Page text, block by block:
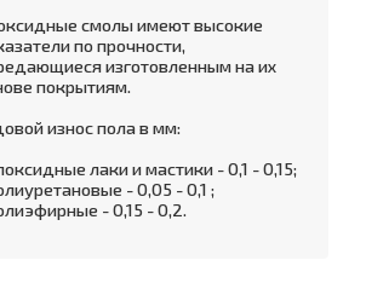
смолы имеют высокие
по прочности,
изготовленным на их
покрытиям.
износ пола в мм:
лаки и мастики - 0,1 - 0,15;
- 0,05 - 0,1 ;
- 0,15 - 0,2.